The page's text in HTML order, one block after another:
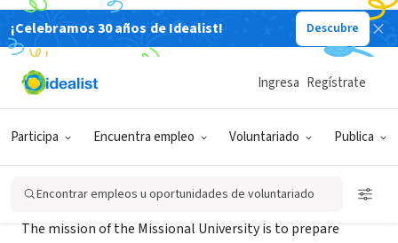
¡Celebramos 30 años de Idealist! Descubre
Participa Encuentra empleo Voluntariado Publica
Ingresa Regístrate
Encontrar empleos u oportunidades de voluntariado
ORGANIZACIÓN SIN FIN DE LUCRO
Missional University
The mission of the Missional University is to prepare